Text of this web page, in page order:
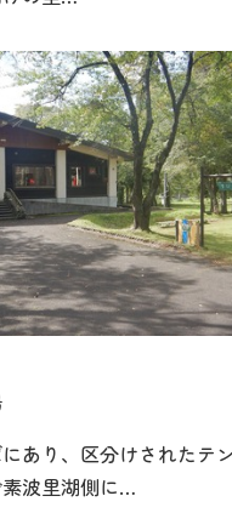
あり、区分けされたテ
波里湖側に…